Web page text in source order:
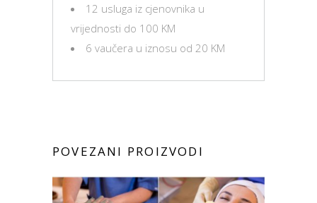
12 usluga iz cjenovnika u
vrijednosti do 100 KM
6 vaučera u iznosu od 20 KM
POVEZANI PROIZVODI